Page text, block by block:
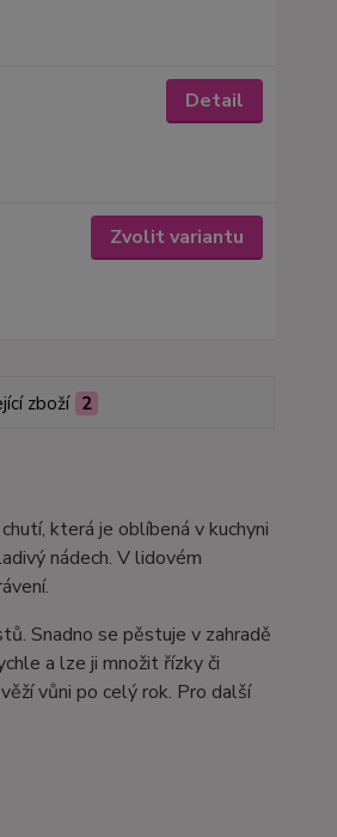
Detail
Zvolit variantu
zboží 2
která je oblíbená v kuchyni
nádech. V lidovém
Snadno se pěstuje v zahradě
a lze ji množit řízky či
vůni po celý rok. Pro další